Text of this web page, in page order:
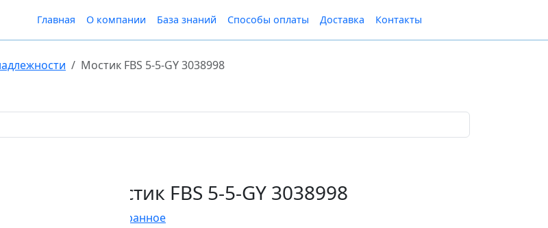
Главная О компании База знаний Способы оплаты Доставка Контакты
Мостик FBS 5-5-GY 3038998
Мостик FBS 5-5-GY 3038998
В Избранное